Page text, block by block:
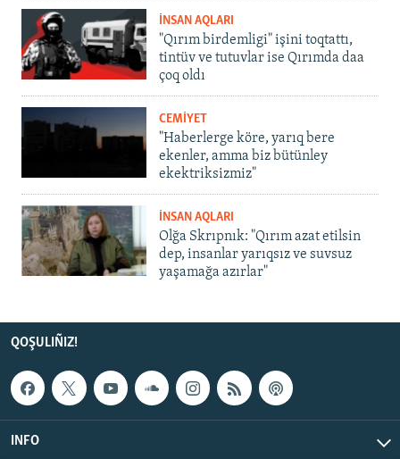
İNSAN AQLARI
"Qırım birdemligi" işini toqtattı,
tintüv ve tutuvlar ise Qırımda daa
çoq oldı
CEMİYET
"Haberlerge köre, yarıq bere
ekenler, amma biz bütünley
ekektriksizmiz"
İNSAN AQLARI
Olğa Skrıpnık: "Qırım azat etilsin
dep, insanlar yarıqsız ve suvsuz
yaşamağa azırlar"
QOŞULIÑIZ!
INFO